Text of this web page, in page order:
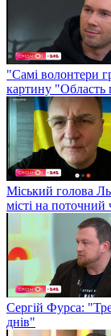
"Самі волонтери
картину "Область
Міський голова
місті на поточний
Сергій Фурса:
днів"